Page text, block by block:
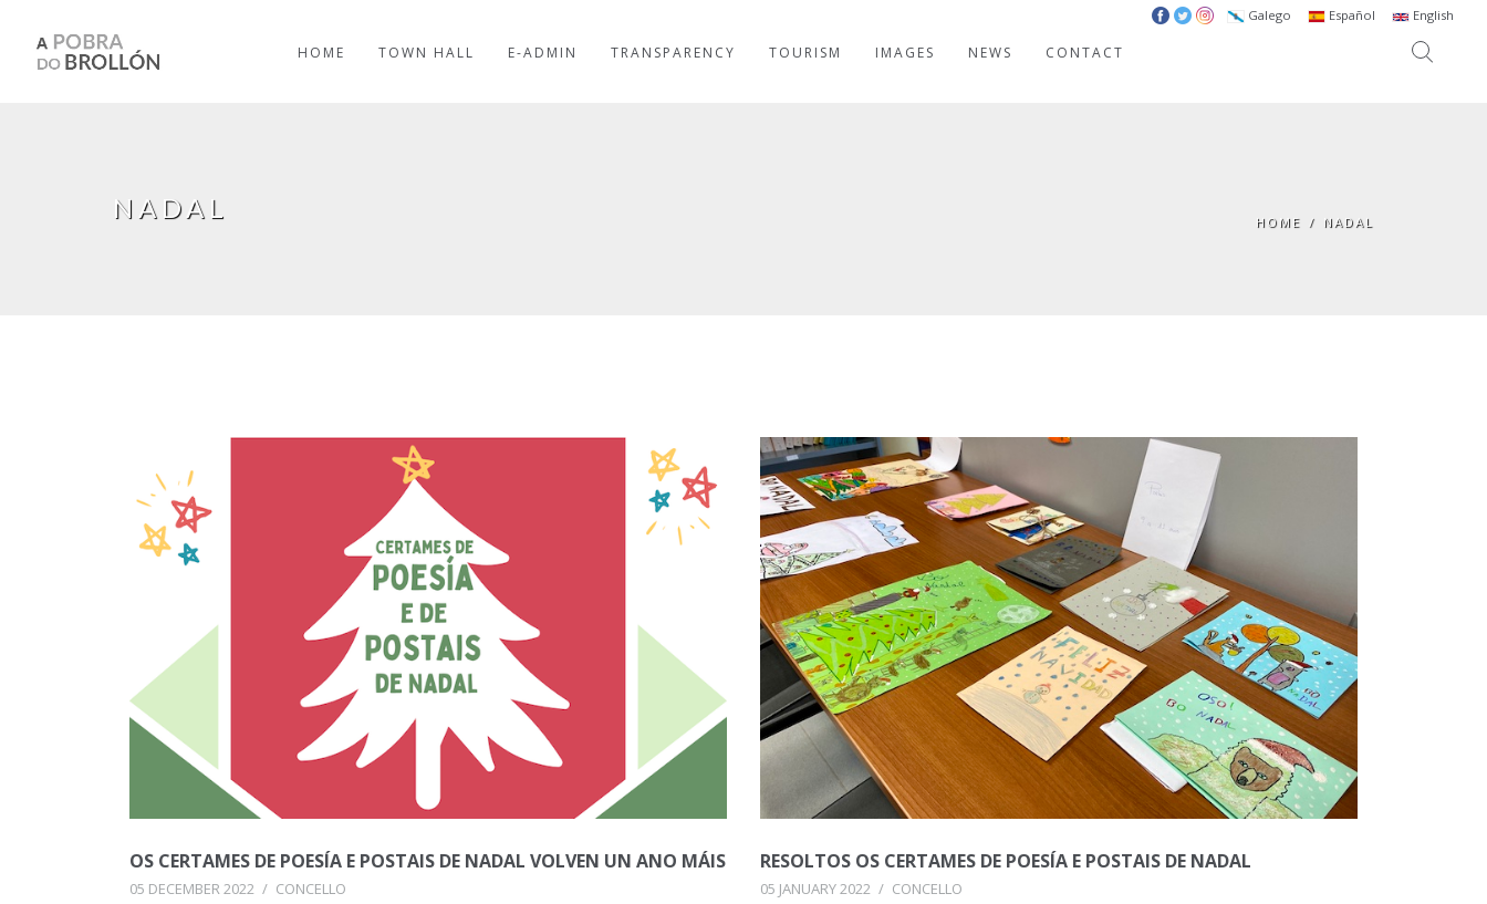
Galego Español English
HOME TOWN HALL E-ADMIN TRANSPARENCY TOURISM IMAGES NEWS CONTACT
NADAL HOME / NADAL
OS CERTAMES DE POESÍA E POSTAIS DE NADAL VOLVEN UN ANO MÁIS
05 DECEMBER 2022 / CONCELLO
RESOLTOS OS CERTAMES DE POESÍA E POSTAIS DE NADAL
05 JANUARY 2022 / CONCELLO
Pages